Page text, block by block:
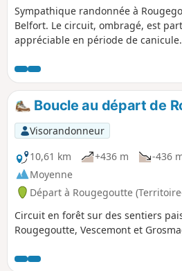
Sympathique randonnée à
Belfort. Le circuit, ombragé, est
appréciable en période de
massif des Vosges : une randonnée
Boucle au départ de
Visorandonneur
10,61 km
+436 m -436
Moyenne
Départ à Rougegoutte
Circuit en forêt sur des sentiers
Rougegoutte, Vescemont et